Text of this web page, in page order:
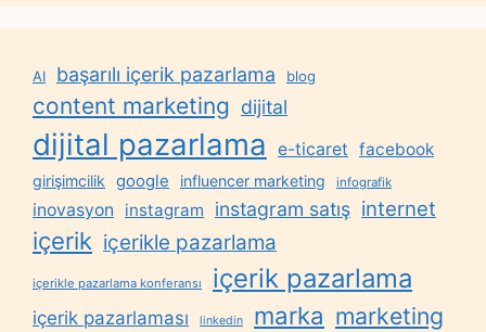
AI başarılı içerik pazarlama blog
content marketing dijital
dijital pazarlama e-ticaret facebook
girişimcilik google influencer marketing infografik
inovasyon instagram instagram satış internet
içerik içerikle pazarlama
içerikle pazarlama konferansı içerik pazarlama
içerik pazarlaması linkedin marka marketing